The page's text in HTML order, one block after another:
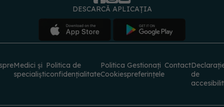
Politica de
confidențialitate
Cookies
Gestionați
preferințele
© 2026 PRESS MEDIA ELECTRONIC S.R.L. Toate drepturile rezervate